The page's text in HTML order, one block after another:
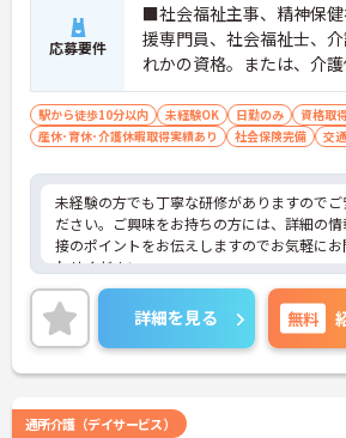
応募要件
■社会福祉主事、精神保
援専門員、社会福祉士、
れかの資格。または、介
施設に常勤で2年以上の
駅から徒歩10分以内 未経験OK 日勤のみ 資格取
産休･育休･介護休暇取得実績あり
社会保険完備 交
未経験の方でも丁寧な研修がありますのでご
ださい。ご興味をお持ちの方には、詳細の
接のポイントをお伝えしますのでお気軽にお
わせください。
詳細を見る 無料
通所介護（デイサービス）